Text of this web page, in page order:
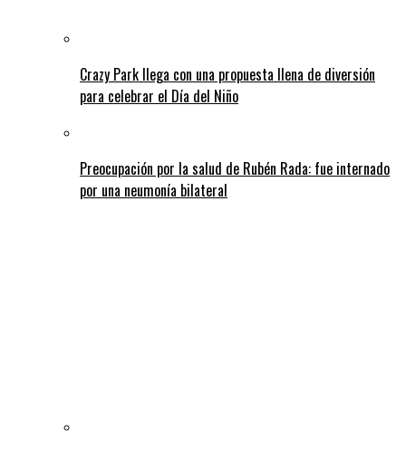
Crazy Park llega con una propuesta llena de diversión
para celebrar el Día del Niño
Preocupación por la salud de Rubén Rada: fue internado
por una neumonía bilateral